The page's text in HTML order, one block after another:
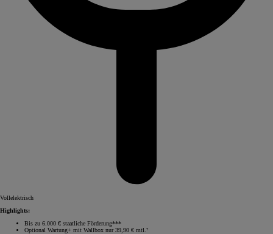
Vollelektrisch
Highlights:
Bis zu 6.000 € staatliche Förderung***
Optional Wartung+ mit Wallbox nur 39,90 € mtl.⁷